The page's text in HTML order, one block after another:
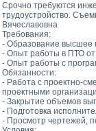
Срочно требуются
трудоустройство.
Вячеславовна
Требования:
- Образование высшее
- Опыт работы в ПТО от
- Опыт работы с
Обязанности:
- Работа с проектно-
проектными
- Закрытие объемов
- Подготовка
- Просмотр чертежей,